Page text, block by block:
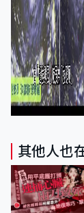
其他人也